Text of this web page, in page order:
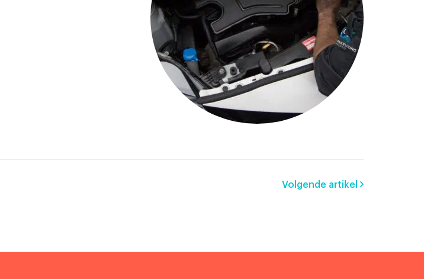
Volgende artikel